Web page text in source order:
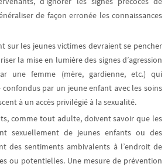
de façon erronée les connaissances
sur les jeunes victimes devraient se pencher
la mise en lumière des signes d’agression
une femme (mère, gardienne, etc.) qui
par un jeune enfant avec les soins
à un accès privilégié à la sexualité.
comme tout adulte, doivent savoir que les
sexuellement de jeunes enfants ou des
des sentiments ambivalents à l’endroit de
ou potentielles. Une mesure de prévention